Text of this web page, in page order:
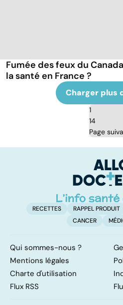
Fumée des feux du
la santé en France ?
Charger plus
1
14
Page
RECETTES RAPPEL PRODUIT
CANCER
Qui sommes-nous ?
Mentions légales
Charte d'utilisation
Flux RSS